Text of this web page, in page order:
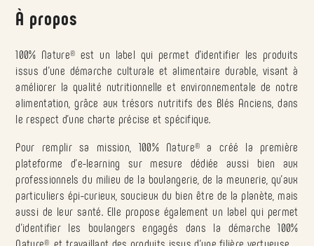
À propos
100% Nature® est un label qui permet d’identifier les produits
issus d’une démarche culturale et alimentaire durable, visant à
améliorer la qualité nutritionnelle et environnementale de notre
alimentation, grâce aux trésors nutritifs des Blés Anciens, dans
le respect d’une charte précise et spécifique.
Pour remplir sa mission, 100% Nature® a créé la première
plateforme d’e-learning sur mesure dédiée aussi bien aux
professionnels du milieu de la boulangerie, de la meunerie, qu’aux
particuliers épi-curieux, soucieux du bien être de la planète, mais
aussi de leur santé. Elle propose également un label qui permet
d’identifier les boulangers engagés dans la démarche 100%